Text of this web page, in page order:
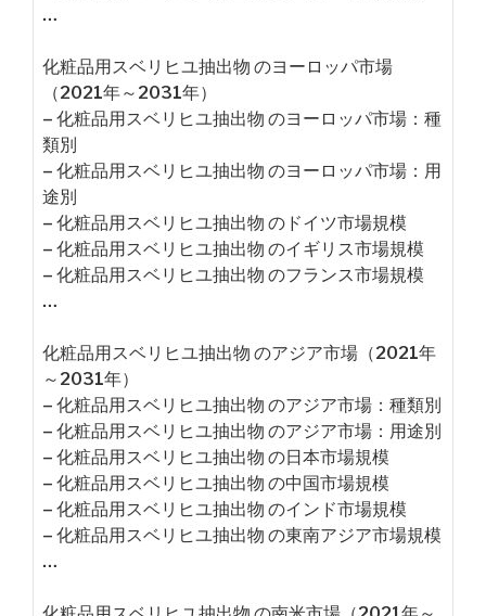
…
化粧品用スベリヒユ抽出物 のヨーロッパ市場
（2021年～2031年）
– 化粧品用スベリヒユ抽出物 のヨーロッパ市場：種
類別
– 化粧品用スベリヒユ抽出物 のヨーロッパ市場：用
途別
– 化粧品用スベリヒユ抽出物 のドイツ市場規模
– 化粧品用スベリヒユ抽出物 のイギリス市場規模
– 化粧品用スベリヒユ抽出物 のフランス市場規模
…
化粧品用スベリヒユ抽出物 のアジア市場（2021年
～2031年）
– 化粧品用スベリヒユ抽出物 のアジア市場：種類別
– 化粧品用スベリヒユ抽出物 のアジア市場：用途別
– 化粧品用スベリヒユ抽出物 の日本市場規模
– 化粧品用スベリヒユ抽出物 の中国市場規模
– 化粧品用スベリヒユ抽出物 のインド市場規模
– 化粧品用スベリヒユ抽出物 の東南アジア市場規模
…